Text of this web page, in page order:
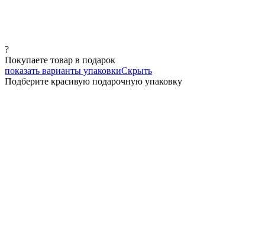
?
Покупаете товар в подарок
показать варианты упаковкиСкрыть
Подберите красивую подарочную упаковку